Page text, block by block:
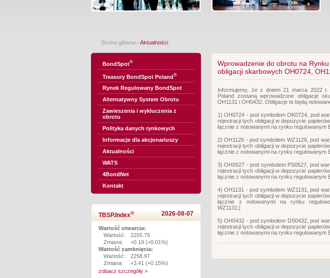
Strona główna › Aktualności
BondSpot®
Treasury BondSpot Poland®
Rynek Regulowany BondSpot
Alternatywny System Obrotu
Zawieszenia i wykluczenia z
obrotu
Polityka danych rynkowych
Informacje dla akcjonariuszy
Aktualności
WATS
4BondNet
Kontakt
TBSP.Index® 2026-08-07
Wartość otwarcia:
Wartość:
2255.75
Zmiana:
+0.19 (+0.01%)
Wartość zamknięcia:
Wartość:
2258.97
Zmiana:
+3.41 (+0.15%)
zobacz szczegóły >
Wprowadzenie do obrotu na
obligacji skarbowych OH0724,
Informujemy, że z dniem 21 marca 2022
Poland zostaną wprowadzone obligacje
OH1131 i OH0432. Obligacje te będą
1) OH0724 - pod symbolem OK0724, pod
rejestracji tych obligacji w depozycie
łącznie z notowanymi na rynku regulowanym
2) OH1126 - pod symbolem WZ1126, pod
rejestracji tych obligacji w depozycie
łącznie z notowanymi na rynku regulowanym
3) OH0527 - pod symbolem PS0527, pod
rejestracji tych obligacji w depozycie
łącznie z notowanymi na rynku regulowanym
4) OH1131 - pod symbolem WZ1131, pod
rejestracji tych obligacji w depozycie
łącznie z notowanymi na rynku
WZ1131;|
5) OH0432 - pod symbolem DS0432, pod
rejestracji tych obligacji w depozycie
łącznie z notowanymi na rynku regulowanym